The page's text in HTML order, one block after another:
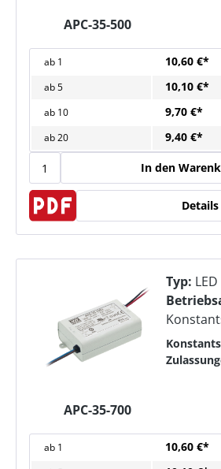
APC-35-500
ab 1 10,60 €*
ab5 10,10 €*
ab 10 9,70 €*
ab20 9,40 €*
In den
Details
APC-35-700
Typ:
ab 1 10,60 €*